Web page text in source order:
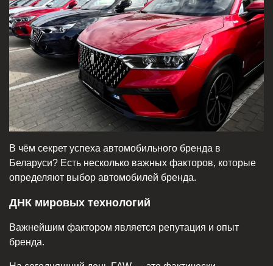
В чём секрет успеха автомобильного бренда в
Беларуси? Есть несколько важных факторов, которые
определяют выбор автомобилей бренда.
ДНК мировых технологий
Важнейшим фактором является репутация и опыт
бренда.